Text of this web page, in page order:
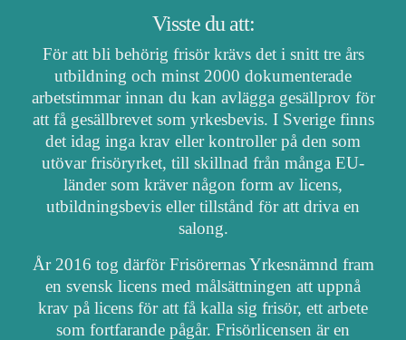
Visste du att:
För att bli behörig frisör krävs det i snitt tre års
utbildning och minst 2000 dokumenterade
arbetstimmar innan du kan avlägga gesällprov för
att få gesällbrevet som yrkesbevis. I Sverige finns
det idag inga krav eller kontroller på den som
utövar frisöryrket, till skillnad från många EU-
länder som kräver någon form av licens,
utbildningsbevis eller tillstånd för att driva en
salong.
År 2016 tog därför Frisörernas Yrkesnämnd fram
en svensk licens med målsättningen att uppnå
krav på licens för att få kalla sig frisör, ett arbete
som fortfarande pågår. Frisörlicensen är en